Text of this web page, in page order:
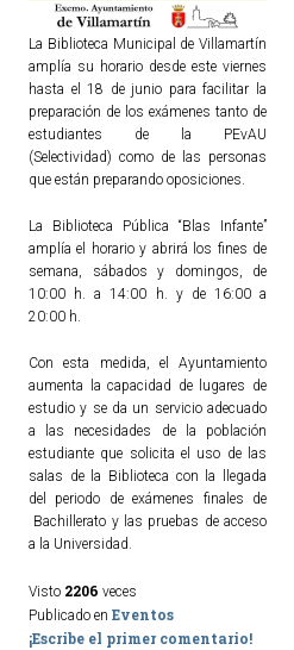
TURISMO
Historia
Qué ver
Fiestas
Dónde dormir
Dónde comer
Artesanía
Entorno
Callejero
HORARIOS
PUBLICACIONES
La Biblioteca Municipal de Villamartín
amplía su horario desde este viernes
hasta el 18 de junio para facilitar la
preparación de los exámenes tanto de
estudiantes de la PEvAU
(Selectividad) como de las personas
que están preparando oposiciones.
La Biblioteca Pública “Blas Infante”
amplía el horario y abrirá los fines de
semana, sábados y domingos, de
10:00 h. a 14:00 h. y de 16:00 a
20:00 h.
Con esta medida, el Ayuntamiento
aumenta la capacidad de lugares de
estudio y se da un servicio adecuado
a las necesidades de la población
estudiante que solicita el uso de las
salas de la Biblioteca con la llegada
del periodo de exámenes finales de
Bachillerato y las pruebas de acceso
a la Universidad.
Visto 2206 veces
Publicado en Eventos
¡Escribe el primer comentario!